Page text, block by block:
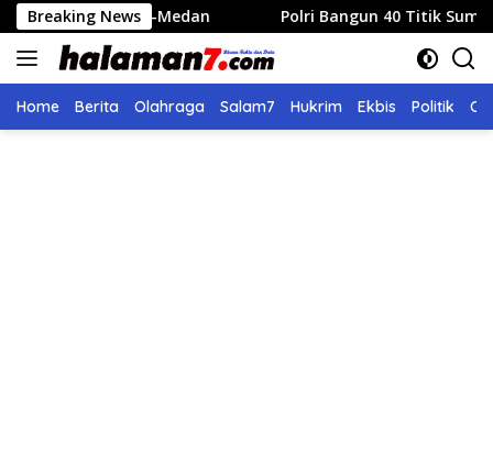
Langsung
ke
konten
Breaking News
Medan Polri Bangun 40 Titik Sumur Bor untuk
Home Berita Olahraga Salam7 Hukrim Ekbis Politik